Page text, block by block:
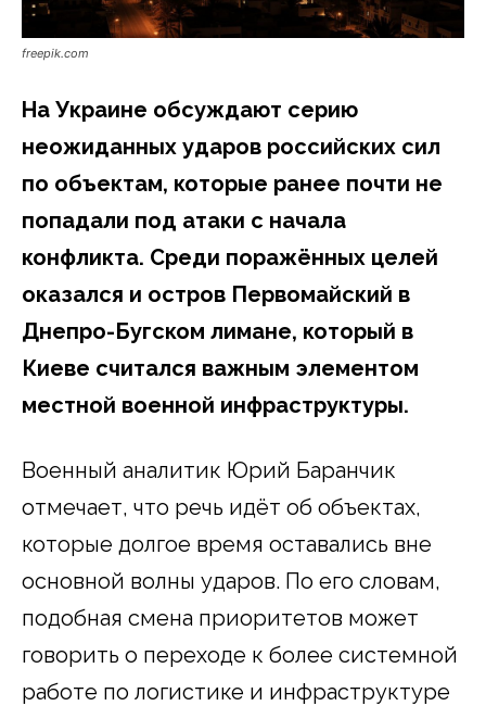
freepik.com
На Украине обсуждают серию
неожиданных ударов российских сил
по объектам, которые ранее почти не
попадали под атаки с начала
конфликта. Среди поражённых целей
оказался и остров Первомайский в
Днепро-Бугском лимане, который в
Киеве считался важным элементом
местной военной инфраструктуры.
Военный аналитик Юрий Баранчик
отмечает, что речь идёт об объектах,
которые долгое время оставались вне
основной волны ударов. По его словам,
подобная смена приоритетов может
говорить о переходе к более системной
работе по логистике и инфраструктуре